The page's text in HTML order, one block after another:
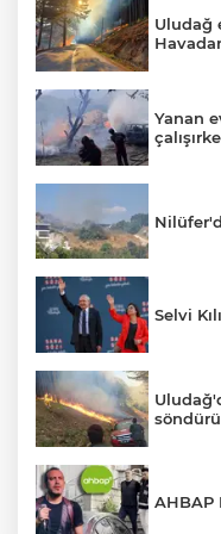
Uludağ
Yanan
Selvi
AHBAP